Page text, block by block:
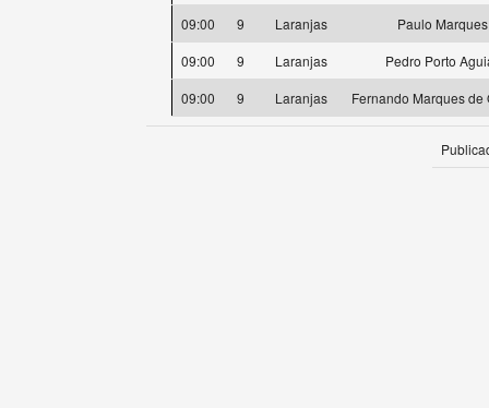
09:00
9 Laranjas
Paulo Marques
09:00
9 Laranjas
Pedro Porto
09:00
9 Laranjas Fernando Marques de